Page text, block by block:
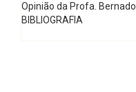
Opinião da Profa.
BIBLIOGRAFIA